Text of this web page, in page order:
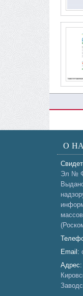
О
Эл №
Email:
Адрес: